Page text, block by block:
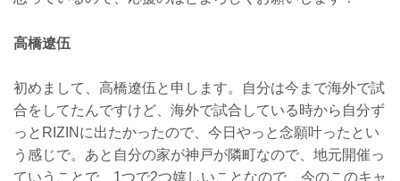
高橋遼伍
初めまして、高橋遼伍と申します。自分は今まで海外で試
合をしてたんですけど、海外で試合している時から自分ず
っとRIZINに出たかったので、今日やっと念願叶ったとい
う感じで。あと自分の家が神戸が隣町なので、地元開催っ
ていうことで、1つで2つ嬉しいことなので、今のこのキャ